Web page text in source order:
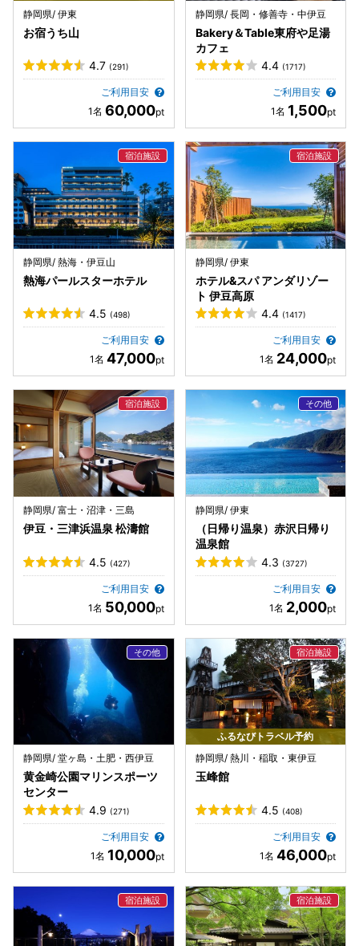
静岡県/ 伊東
お宿うち山
4.7 (291)
ご利用目安
60,000
静岡県/ 長岡・修善寺・中伊豆
Bakery＆Table東府や足湯
カフェ
4.4 (1717)
ご利用目安
1,500
静岡県/ 熱海・伊豆山
熱海パールスターホテル
4.5 (498)
ご利用目安
47,000
静岡県/ 伊東
ホテル&スパ アンダリゾー
ト 伊豆高原
4.4 (1417)
ご利用目安
24,000
静岡県/ 富士・沼津・三島
伊豆・三津浜温泉 松濤館
4.5 (427)
ご利用目安
50,000
静岡県/ 伊東
（日帰り温泉）赤沢日帰り
温泉館
4.3 (3727)
ご利用目安
2,000
静岡県/ 堂ヶ島・土肥・西伊豆
黄金崎公園マリンスポーツ
センター
4.9 (271)
ご利用目安
10,000
ふるなびトラベル予約
静岡県/ 熱川・稲取・東伊豆
玉峰館
4.5 (408)
ご利用目安
46,000